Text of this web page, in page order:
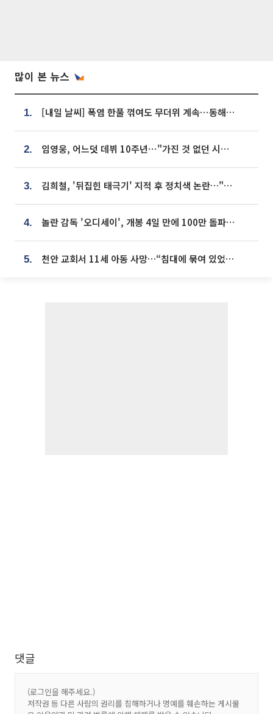
많이 본 뉴스
1. [내일 날씨] 폭염 한풀 꺾여도 무더위 계속⋯동해안 이틀 연속 비
2. 임영웅, 어느덧 데뷔 10주년⋯"가진 것 없던 시절, 내 앞엔 20명의 팬뿐"
3. 김희철, '뒤집힌 태극기' 지적 후 정치색 논란…"좌우 떠나 우리나라 국기"
4. 놀란 감독 '오디세이', 개봉 4일 만에 100만 돌파⋯'왕사남' 보다 빠르다
5. 천안 교회서 11세 아동 사망…“침대에 묶여 있었다” 진술 확보
댓글